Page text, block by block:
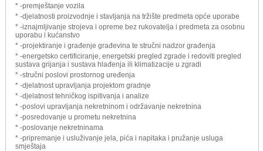
* -premještanje vozila
* -djelatnosti proizvodnje i stavljanja na tržište predmeta opće uporabe
* -iznajmljivanje strojeva i opreme bez rukovatelja i predmeta za osobnu
uporabu i kućanstvo
* -projektiranje i građenje građevina te stručni nadzor građenja
* -energetsko certificiranje, energetski pregled zgrade i redoviti pregled
sustava grijanja i sustava hlađenja ili klimatizacije u zgradi
* -stručni poslovi prostornog uređenja
* -djelatnost upravljanja projektom gradnje
* -djelatnost tehničkog ispitivanja i analize
* -poslovi upravljanja nekretninom i održavanje nekretnina
* -posredovanje u prometu nekretnina
* -poslovanje nekretninama
* -pripremanje i usluživanje jela, pića i napitaka i pružanje usluga
smještaja